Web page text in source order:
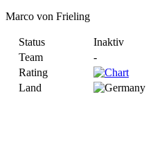
Marco von Frieling
Status
Inaktiv
Team
-
Rating
Land